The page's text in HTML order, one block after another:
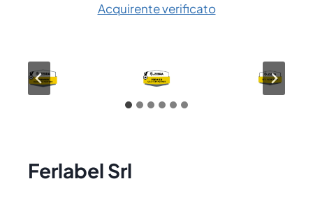
Acquirente verificato
Ferlabel Srl